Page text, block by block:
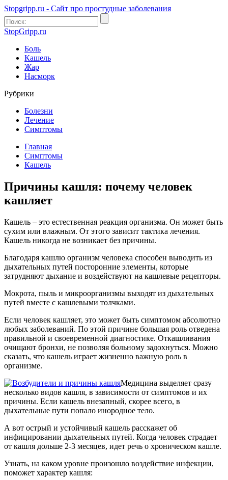
Stopgripp.ru - Cайт про простудные заболевания
StopGripp.ru
Боль
Кашель
Жар
Насморк
Рубрики
Болезни
Лечение
Симптомы
Главная
Симптомы
Кашель
Причины кашля: почему человек
кашляет
Кашель – это естественная реакция организма. Он может быть
сухим или влажным. От этого зависит тактика лечения.
Кашель никогда не возникает без причины.
Благодаря кашлю организм человека способен выводить из
дыхательных путей посторонние элементы, которые
затрудняют дыхание и воздействуют на кашлевые рецепторы.
Мокрота, пыль и микроорганизмы выходят из дыхательных
путей вместе с кашлевыми толчками.
Если человек кашляет, это может быть симптомом абсолютно
любых заболеваний. По этой причине большая роль отведена
правильной и своевременной диагностике. Откашливания
очищают бронхи, не позволяя больному задохнуться. Можно
сказать, что кашель играет жизненно важную роль в
организме.
Медицина выделяет сразу
несколько видов кашля, в зависимости от симптомов и их
причины. Если кашель внезапный, скорее всего, в
дыхательные пути попало инородное тело.
А вот острый и устойчивый кашель расскажет об
инфицировании дыхательных путей. Когда человек страдает
от кашля дольше 2-3 месяцев, идет речь о хроническом кашле.
Узнать, на каком уровне произошло воздействие инфекции,
поможет характер кашля: